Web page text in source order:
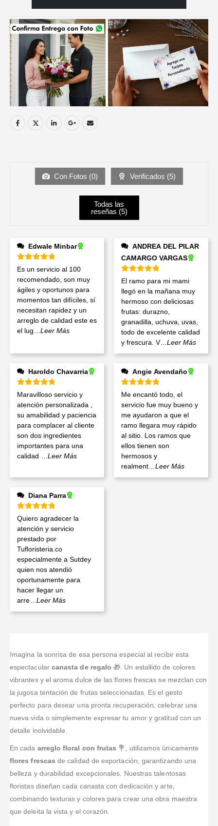
Con Fotos (0) Verificados (5)
Todas las
reseñas (5)
Edwale Minbar
Valorado en 5de 5
Es un servicio al 100
recomendado, son muy
ágiles y oportunos para
momentos tan difíciles, sí
necesitan rapidez y un
arreglo de calidad este es
el lug
...Leer Más
CAMARGO VARGAS
Valorado en5de 5
El ramo para mi mami
llegó en la mañana muy
hermoso con deliciosas
frutas: durazno,
granadilla, uchuva, uvas,
todo de excelente calidad
y frescura. V
...Leer Más
Haroldo Chavarria
Valorado en 5de 5
Maravilloso servicio y
atención personalizada ,
su amabilidad y paciencia
para complacer al cliente
son dos ingredientes
importantes para una
calidad
...Leer Más
Angie Avendaño
Valorado en5de 5
Me encantó todo, el
servicio fue muy bueno y
me ayudaron a que el
ramo llegara muy rápido
al sitio. Los ramos que
ellos tienen son
hermosos y
realment
...Leer Más
Diana Parra
Valorado en5de 5
Quiero agradecer la
atención y servicio
prestado por
Tufloristeria.co
especialmente a Sutdey
quien nos atendió
oportunamente para
hacer llegar un
arre
...Leer Más
Imagina la sonrisa de esa persona especial al recibir esta
espectacular canasta de regalo 🎁. Un estallido de colores
vibrantes y el aroma dulce de las flores frescas se mezclan con
la jugosa tentación de frutas seleccionadas. Es el gesto
perfecto para desear una pronta recuperación, celebrar una
nueva vida o simplemente expresar tu amor y gratitud con un
detalle inolvidable.
En cada arreglo floral con frutas 💐, utilizamos únicamente
flores frescas de calidad de exportación, garantizando una
belleza y durabilidad excepcionales. Nuestras talentosas
floristas diseñan cada canasta con dedicación y arte,
combinando texturas y colores para crear una obra maestra
que deleita la vista y el corazón.